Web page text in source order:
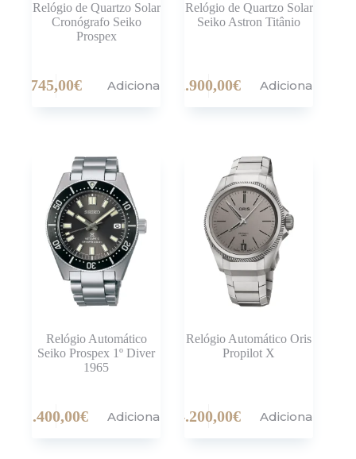
Relógio de Quartzo Solar
Cronógrafo Seiko
Prospex
745,00€ Adicionar
Relógio de Quartzo Solar
Seiko Astron Titânio
2.900,00€ Adicionar
Relógio Automático
Seiko Prospex 1º Diver
1965
1.400,00€ Adicionar
Relógio Automático Oris
Propilot X
4.200,00€ Adicionar